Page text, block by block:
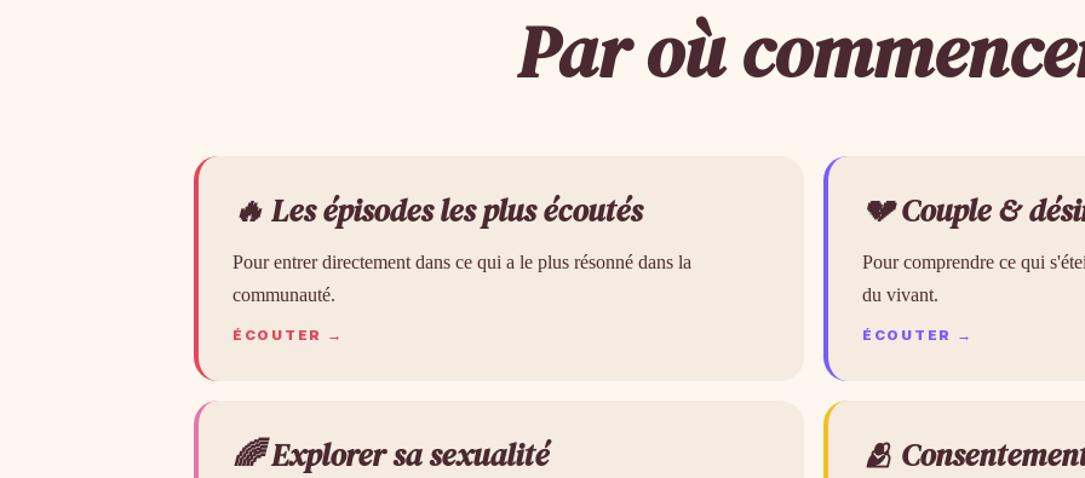
Par où
🔥 Les épisodes les plus écoutés
Pour entrer directement dans ce qui a le plus résonné dans la
communauté.
ÉCOUTER →
💔 Couple &
Pour comprendre ce qui
du vivant.
ÉCOUTER →
🌈 Explorer sa sexualité 🫂